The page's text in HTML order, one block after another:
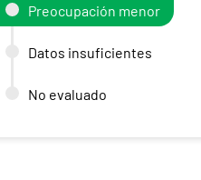
Preocupación menor
Datos insuficientes
No evaluado